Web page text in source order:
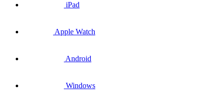
iPad
Apple Watch
Android
Windows